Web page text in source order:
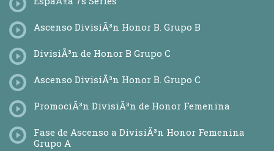
Ascenso DivisiÃ³n Honor B. Grupo B
DivisiÃ³n de Honor B Grupo C
Ascenso DivisiÃ³n Honor B. Grupo C
PromociÃ³n DivisiÃ³n de Honor Femenina
Fase de Ascenso a DivisiÃ³n Honor Femenina
Grupo A